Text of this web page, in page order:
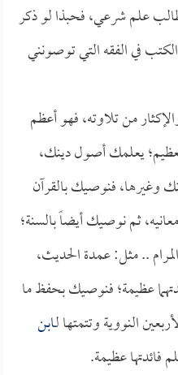
طالب علم شرعي، فحبذا لو ذكر
في الفقه التي توصونني
من تلاوته، فهو أعظم
يعلمك أصول دينك،
وغيرها، فنوصيك بالقرآن
ثم نوصيك أيضاً بالسنة؛
.. مثل: عمدة الحديث،
عظيمة؛ فنوصيك بحفظ ما
النووية وتتمتها لـابن
فائدتها عظيمة.